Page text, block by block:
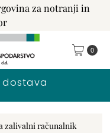
za notranji in
0
dostava
zalivalni računalnik